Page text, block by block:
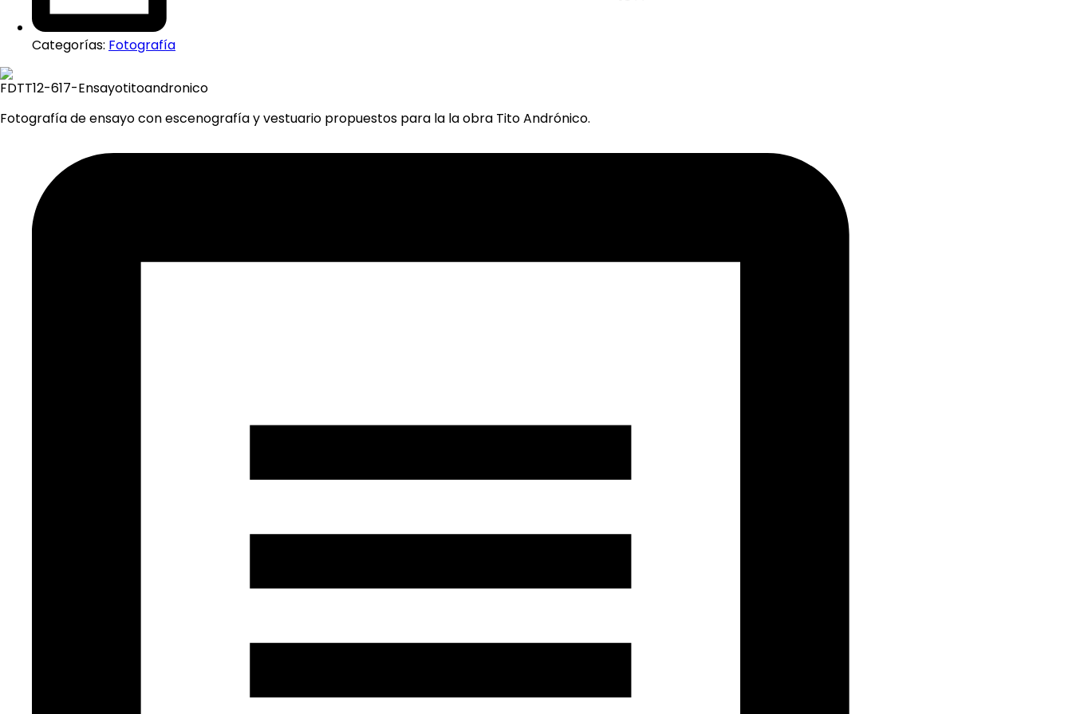
Categorías: Fotografía
FDTT12-617-Ensayotitoandronico
Fotografía de ensayo con escenografía y vestuario propuestos para la la obra Tito Andrónico.